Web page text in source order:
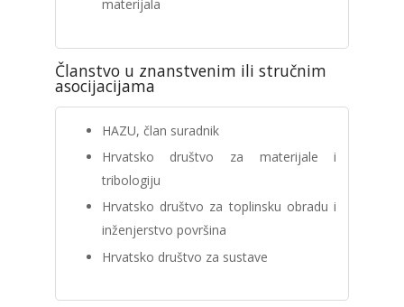
materijala
Članstvo u znanstvenim ili stručnim
asocijacijama
HAZU, član suradnik
Hrvatsko društvo za materijale i
tribologiju
Hrvatsko društvo za toplinsku obradu i
inženjerstvo površina
Hrvatsko društvo za sustave